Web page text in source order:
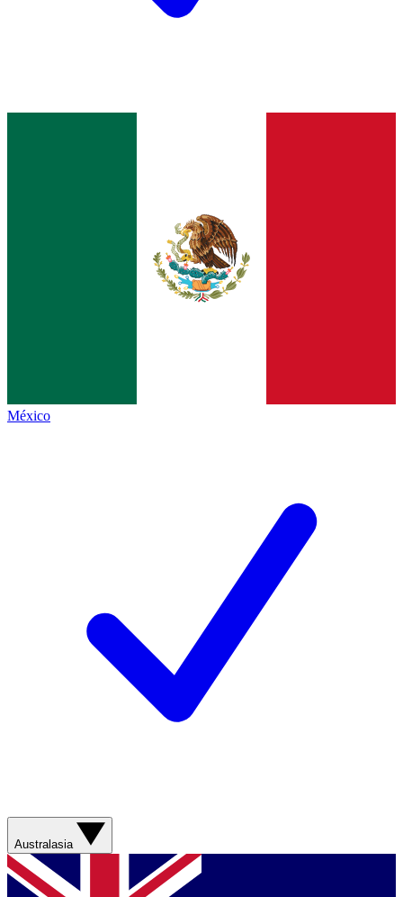
México
Australasia